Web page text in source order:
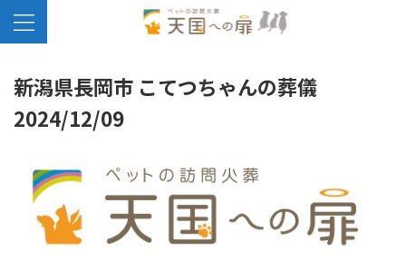
新潟県長岡市 こてつちゃんの葬儀
2024/12/09